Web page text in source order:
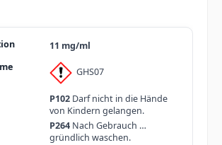
11 mg/ml
GHS07
P102Darf nicht in die Hände
von Kindern gelangen.
P264Nach Gebrauch …
gründlich waschen.